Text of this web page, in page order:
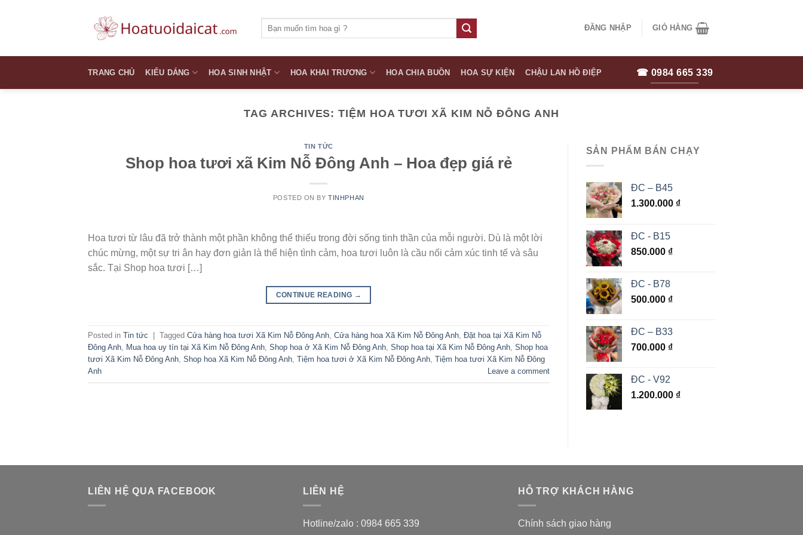
kiếm:
ĐĂNG NHẬP GIỎ HÀNG
TRANG CHỦ KIỂU DÁNG HOA SINH NHẬT HOA KHAI TRƯƠNG HOA CHIA BUỒN HOA SỰ KIỆN CHẬU LAN HỒ ĐIỆP ☎ 0984 665 339
TAG ARCHIVES:TIỆM HOA TƯƠI XÃ KIM NỖ ĐÔNG ANH
TIN TỨC
Shop hoa tươi xã Kim Nỗ Đông Anh – Hoa đẹp giá rẻ
POSTED ON BYTINHPHAN
Hoa tươi từ lâu đã trở thành một phần không thể thiếu trong đời sống tinh thần của mỗi người. Dù là một lời
chúc mừng, một sự tri ân hay đơn giản là thể hiện tình cảm, hoa tươi luôn là cầu nối cảm xúc tinh tế và sâu
sắc. Tại Shop hoa tươi […]
CONTINUE READING →
Posted in Tin tức Tagged Cửa hàng hoa tươi Xã Kim Nỗ Đông Anh, Cửa hàng hoa Xã Kim Nỗ Đông Anh, Đặt hoa tại Xã Kim Nỗ
Đông Anh, Mua hoa uy tín tại Xã Kim Nỗ Đông Anh, Shop hoa ở Xã Kim Nỗ Đông Anh, Shop hoa tại Xã Kim Nỗ Đông Anh, Shop hoa
tươi Xã Kim Nỗ Đông Anh, Shop hoa Xã Kim Nỗ Đông Anh, Tiệm hoa tươi ở Xã Kim Nỗ Đông Anh, Tiệm hoa tươi Xã Kim Nỗ Đông
Anh
Leave a comment
SẢN PHẨM BÁN CHẠY
ĐC – B45
1.300.000 ₫
ĐC - B15
850.000 ₫
ĐC - B78
500.000 ₫
ĐC – B33
700.000 ₫
ĐC - V92
1.200.000 ₫
LIÊN HỆ QUA FACEBOOK LIÊN HỆ
Hotline/zalo : 0984 665 339
HỖ TRỢ KHÁCH HÀNG
Chính sách giao hàng